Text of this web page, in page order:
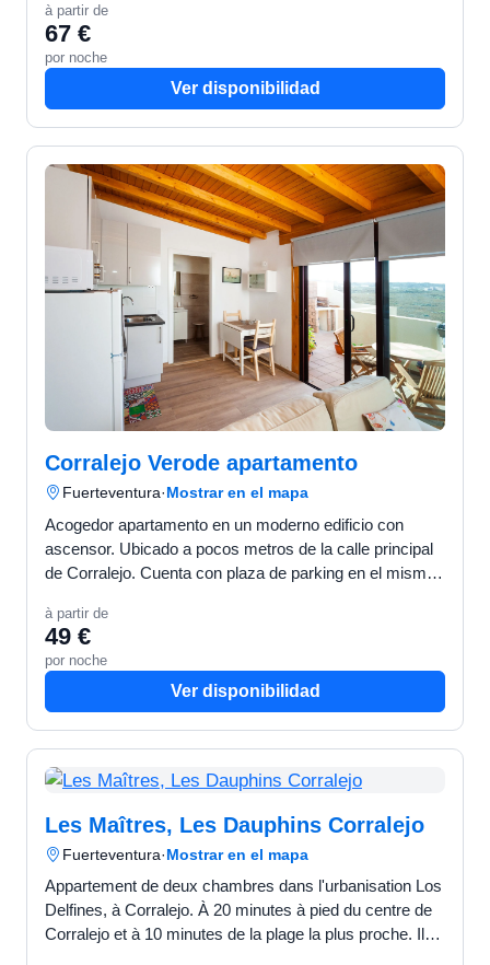
pequeña…
à partir de
67 €
por noche
Ver disponibilidad
Corralejo Verode apartamento
Fuerteventura·Mostrar en el mapa
Acogedor apartamento en un moderno edificio con
ascensor. Ubicado a pocos metros de la calle principal
de Corralejo. Cuenta con plaza de parking en el mismo
à partir de
49 €
por noche
Ver disponibilidad
Les Maîtres, Les Dauphins Corralejo
Fuerteventura·Mostrar en el mapa
Appartement de deux chambres dans l'urbanisation Los
Delfines, à Corralejo. À 20 minutes à pied du centre de
Corralejo et à 10 minutes de la plage la plus proche. Il